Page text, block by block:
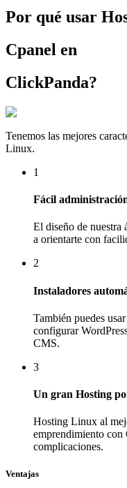
Por qué usar
Cpanel en
ClickPanda?
Tenemos las mejores
Linux.
1
Fácil
El diseño de nuestra
a orientarte con
2
Instaladores
También puedes
configurar
CMS.
3
Un gran Hosting
Hosting Linux al
emprendimiento con
complicaciones.
Ventajas